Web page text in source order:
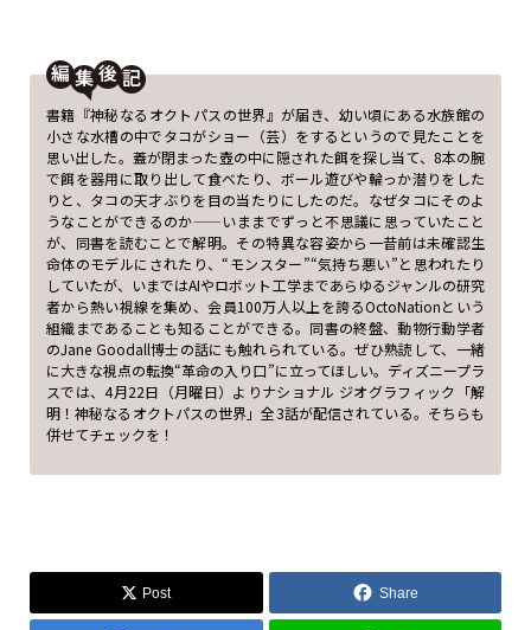
編
後
書籍『神秘なるオクトパスの世界』が届き、幼い頃にある水族館の
小さな水槽の中でタコがショー（芸）をするというので見たことを
思い出した。蓋が閉まった壺の中に隠された餌を探し当て、8本の腕
で餌を器用に取り出して食べたり、ボール遊びや輪っか潜りをした
りと、タコの天才ぶりを目の当たりにしたのだ。なぜタコにそのよ
うなことができるのか——いままでずっと不思議に思っていたこと
が、同書を読むことで解明。その特異な容姿から一昔前は未確認生
命体のモデルにされたり、“モンスター”“気持ち悪い”と思われたり
していたが、いまではAIやロボット工学まであらゆるジャンルの研究
者から熱い視線を集め、会員100万人以上を誇るOctoNationという
組織まであることも知ることができる。同書の終盤、動物行動学者
のJane Goodall博士の話にも触れられている。ぜひ熟読して、一緒
に大きな視点の転換“革命の入り口”に立ってほしい。ディズニープラ
スでは、4月22日（月曜日）よりナショナル ジオグラフィック「解
明！神秘なるオクトパスの世界」全3話が配信されている。そちらも
併せてチェックを！
Post Share